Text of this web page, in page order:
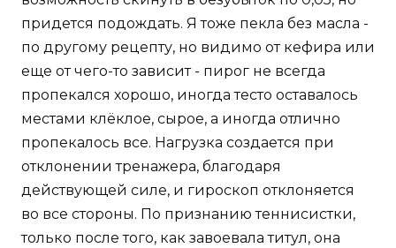
придется подождать. Я тоже пекла без масла -
по другому рецепту, но видимо от кефира или
еще от чего-то зависит - пирог не всегда
пропекался хорошо, иногда тесто оставалось
местами клёклое, сырое, а иногда отлично
пропекалось все. Нагрузка создается при
отклонении тренажера, благодаря
действующей силе, и гироскоп отклоняется
во все стороны. По признанию теннисистки,
только после того, как завоевала титул, она